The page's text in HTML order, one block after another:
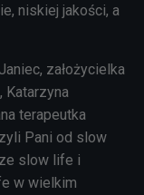
niskiej jakości, a
założycielka
Katarzyna
terapeutka
Pani od slow
slow life i
w wielkim